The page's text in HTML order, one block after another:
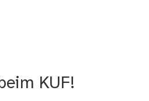
KUF!